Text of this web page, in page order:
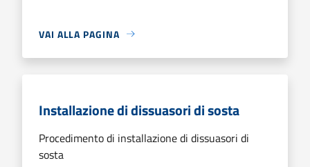
VAI ALLA PAGINA
Installazione di dissuasori di sosta
Procedimento di installazione di dissuasori di
sosta